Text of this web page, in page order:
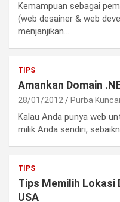
Kemampuan sebagai
(web desainer & web
menjanjikan.…
TIPS
Amankan Domain
28/01/2012 Purba
Kalau Anda punya web
milik Anda sendiri,
TIPS
Tips Memilih
USA